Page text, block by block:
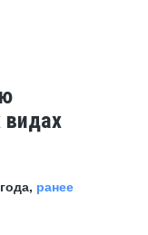
видах
ранее